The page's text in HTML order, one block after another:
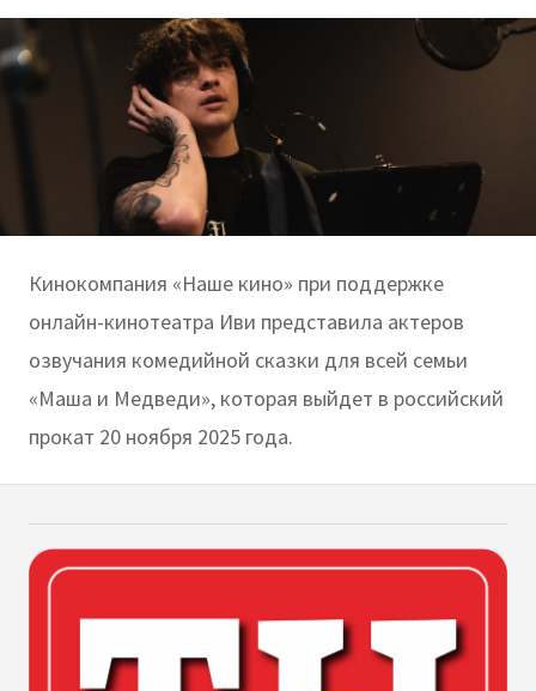
Кинокомпания «Наше кино» при поддержке
онлайн-кинотеатра Иви представила актеров
озвучания комедийной сказки для всей семьи
«Маша и Медведи», которая выйдет в российский
прокат 20 ноября 2025 года.